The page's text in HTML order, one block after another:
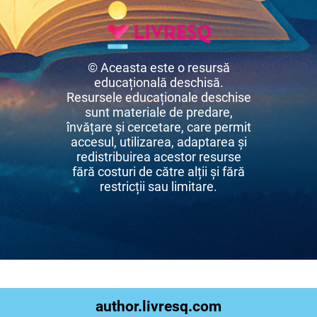
© Aceasta este o resursă
educațională deschisă.
Resursele educaționale deschise
sunt materiale de predare,
învățare și cercetare, care permit
accesul, utilizarea, adaptarea și
redistribuirea acestor resurse
fără costuri de către alții și fără
restricții sau limitare.
author.livresq.com